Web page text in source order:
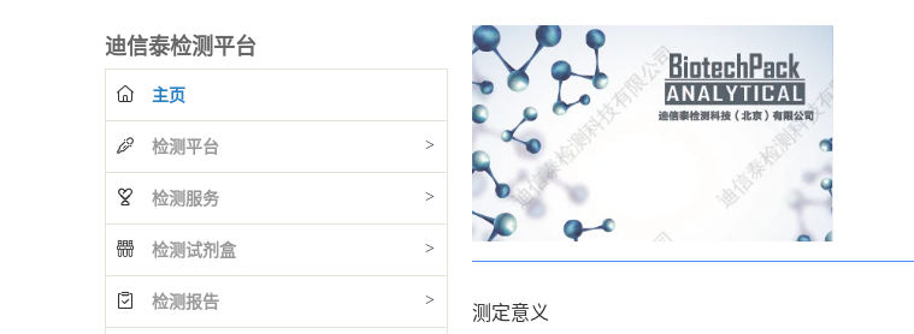
迪信泰检测平台
主页
检测平台 >
检测服务 >
检测试剂盒 >
检测报告 >
测定意义